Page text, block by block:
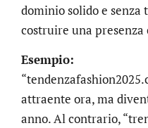
dominio solido e
costruire una
Esempio:
attraente ora, ma
anno. Al contrario,